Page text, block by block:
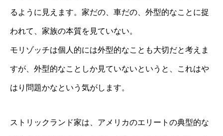
るように見えます。家だの、車だの、外型的なことに捉
われて、家族の本質を見ていない。
モリゾッチは個人的には外型的なことも大切だと考えま
すが、外型的なことしか見ていないというと、これはや
はり問題かなという気がします。
ストリックランド家は、アメリカのエリートの典型的な